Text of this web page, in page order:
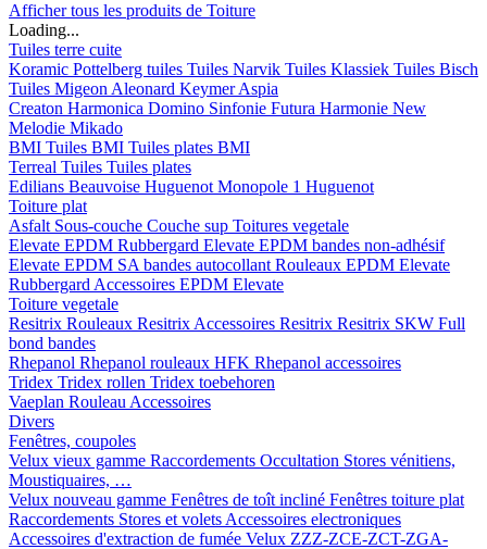
Afficher tous les produits de Toiture
Loading...
Tuiles terre cuite
Koramic Pottelberg tuiles Tuiles Narvik Tuiles Klassiek Tuiles Bisch
Tuiles Migeon Aleonard KeymerAspia
Creaton Harmonica Domino Sinfonie Futura Harmonie New
Melodie Mikado
BMI Tuiles BMI Tuiles plates BMI
Terreal Tuiles Tuiles plates
Edilians Beauvoise Huguenot Monopole 1 Huguenot
Toiture plat
Asfalt Sous-couche Couche sup Toitures vegetale
Elevate EPDM Rubbergard Elevate EPDM bandes non-adhésif
Elevate EPDM SA bandes autocollant Rouleaux EPDM Elevate
Rubbergard Accessoires EPDM Elevate
Toiture vegetale
Resitrix Rouleaux Resitrix Accessoires Resitrix Resitrix SKW Full
bond bandes
Rhepanol Rhepanol rouleaux HFK Rhepanol accessoires
Tridex Tridex rollen Tridex toebehoren
Vaeplan Rouleau Accessoires
Divers
Fenêtres, coupoles
Velux vieux gamme Raccordements Occultation Stores vénitiens,
Moustiquaires, …
Velux nouveau gamme Fenêtres de toît incliné Fenêtres toiture plat
Raccordements Stores et volets Accessoires electroniques
Accessoires d'extraction de fumée Velux ZZZ-ZCE-ZCT-ZGA-